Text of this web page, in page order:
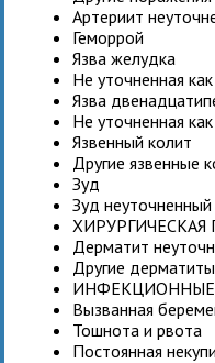
Артериит
Геморрой
Язва желудка
Не уточненная
Язва
Не уточненная
Язвенный колит
Другие язвенные
Зуд
Зуд неуточненный
ХИРУРГИЧЕСКАЯ
Дерматит
Другие дерматиты
Вызванная
Тошнота и рвота
Постоянная